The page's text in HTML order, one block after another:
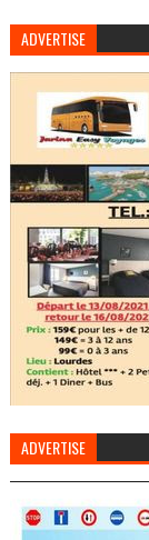
ADVERTISE
ADVERTISE